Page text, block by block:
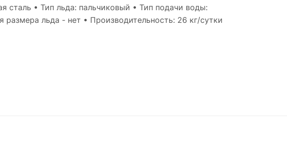
сталь • Тип льда: пальчиковый • Тип подачи воды:
льда - нет • Производительность: 26 кг/сутки